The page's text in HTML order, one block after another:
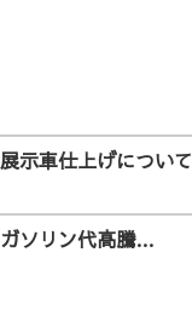
展示車仕上げについて
ガソリン代高騰…